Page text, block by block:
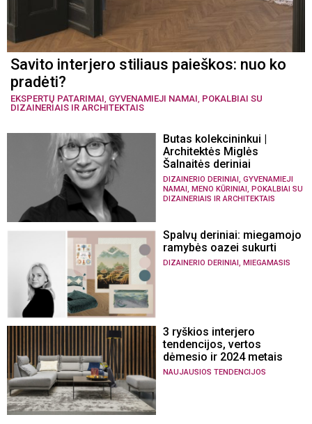
Savito interjero stiliaus paieškos: nuo ko
pradėti?
EKSPERTŲ PATARIMAI GYVENAMIEJI NAMAI POKALBIAI SU
DIZAINERIAIS IR ARCHITEKTAIS
Butas kolekcininkui |
Architektės Miglės
Šalnaitės deriniai
DIZAINERIO DERINIAI GYVENAMIEJI
NAMAI MENO KŪRINIAI POKALBIAI SU
DIZAINERIAIS IR ARCHITEKTAIS
Spalvų deriniai: miegamojo
ramybės oazei sukurti
DIZAINERIO DERINIAI , MIEGAMASIS
3 ryškios interjero
tendencijos, vertos
dėmesio ir 2024 metais
NAUJAUSIOS TENDENCIJOS